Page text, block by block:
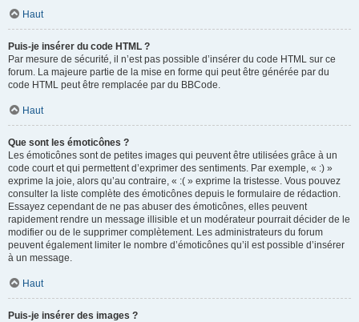
Haut
Puis-je insérer du code HTML ?
Par mesure de sécurité, il n’est pas possible d’insérer du code HTML sur ce
forum. La majeure partie de la mise en forme qui peut être générée par du
code HTML peut être remplacée par du BBCode.
Haut
Que sont les émoticônes ?
Les émoticônes sont de petites images qui peuvent être utilisées grâce à un
code court et qui permettent d’exprimer des sentiments. Par exemple, « :) »
exprime la joie, alors qu’au contraire, « :( » exprime la tristesse. Vous pouvez
consulter la liste complète des émoticônes depuis le formulaire de rédaction.
Essayez cependant de ne pas abuser des émoticônes, elles peuvent
rapidement rendre un message illisible et un modérateur pourrait décider de le
modifier ou de le supprimer complètement. Les administrateurs du forum
peuvent également limiter le nombre d’émoticônes qu’il est possible d’insérer
à un message.
Haut
Puis-je insérer des images ?